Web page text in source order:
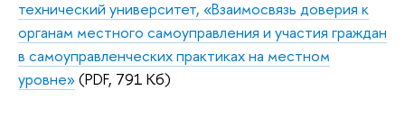
технический университет, «Взаимосвязь доверия к
органам местного самоуправления и участия граждан
в самоуправленческих практиках на местном
уровне»(PDF, 791 Кб)